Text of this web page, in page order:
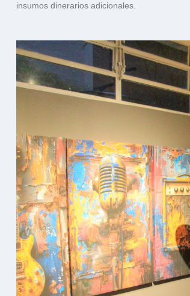
insumos dinerarios adicionales.